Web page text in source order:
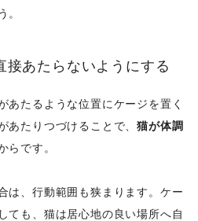
。
接あたらないようにする
あたるような位置にケージを置く
あたりつづけることで、猫が体調
らです。
は、行動範囲も狭まります。ケー
ても、猫は居心地の良い場所へ自